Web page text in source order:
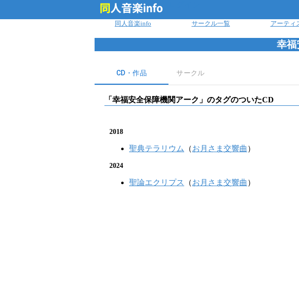
同人音楽info サークル一覧 アーティ
幸福
CD・作品 サークル
「 幸福安全保障機関アーク 」のタグのついたCD
2018
聖典テラリウム （お月さま交響曲 ）
2024
聖論エクリプス （お月さま交響曲 ）